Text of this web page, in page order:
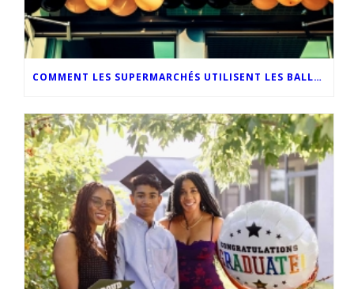
COMMENT LES SUPERMARCHÉS UTILISENT LES BALLONS PERSONNALISÉS POUR OPTIMISER LEUR MARKETING EN MAGASIN